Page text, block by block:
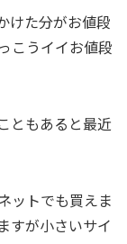
けた分がお値段
こうイイお値段
ともあると最近
ットでも買えま
すが小さいサイ